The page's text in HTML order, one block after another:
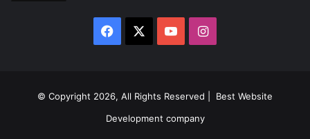
Facebook YouTubeInstagram
© Copyright 2026, All Rights Reserved | Best Website
Development company